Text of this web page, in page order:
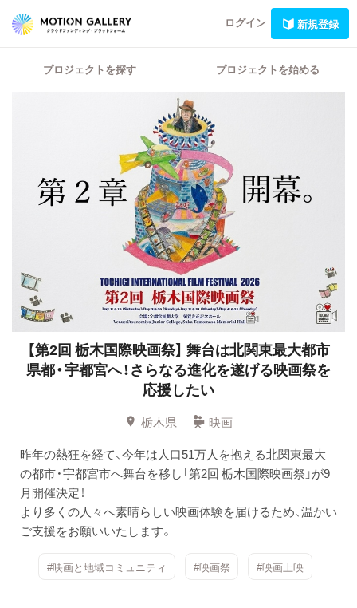
ログイン 新規登録
プロジェクトを探す プロジェクトを始める
【第2回 栃木国際映画祭】 舞台は北関東最大都市
県都・宇都宮へ！さらなる進化を遂げる映画祭を
応援したい
栃木県
映画
昨年の熱狂を経て、今年は人口51万人を抱える北関東最大
の都市・宇都宮市へ舞台を移し「第2回 栃木国際映画祭」が9
月開催決定！
より多くの人々へ素晴らしい映画体験を届けるため、温かい
ご支援をお願いいたします。
#映画と地域コミュニティ #映画祭 #映画上映